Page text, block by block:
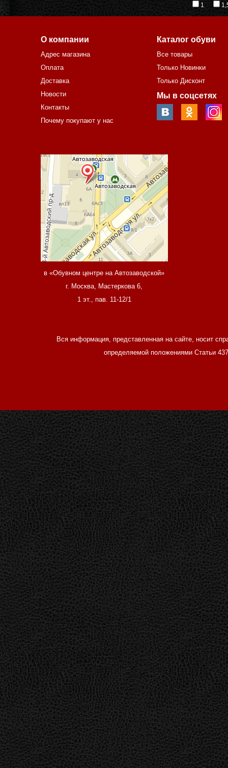
1
О компании
Адрес магазина
Оплата
Доставка
Новости
Контакты
Почему покупают у нас
Каталог обуви
Все товары
Только Новинки
Только Дисконт
Мы в соцсетях
в «Обувном центре на Автозаводской»
г. Москва, Мастеркова 6,
1 эт., пав. 11-12/1
Вся информация, представленная на сайте, носит
определяемой положениями Статьи